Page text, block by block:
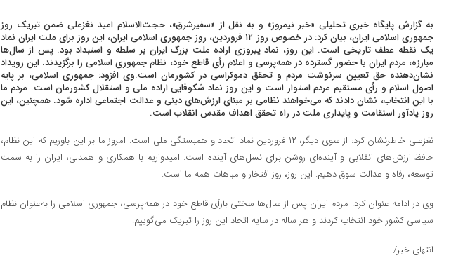
به گزارش پایگاه خبری تحلیلی «خبر نیمروز» و به نقل از «سفیرشرق»، حجت‌الاسلام امید نغزعلی ضمن تبریک روز
جمهوری اسلامی ایران، بیان کرد: در خصوص روز ۱۲ فروردین، روز جمهوری اسلامی ایران، این روز برای ملت ایران نماد
یک نقطه عطف تاریخی است. این روز، نماد پیروزی اراده ملت بزرگ ایران بر سلطه و استبداد بود. پس از سال‌ها
مبارزه، مردم ایران با حضور گسترده در همه‌پرسی و اعلام رأی قاطع خود، نظام جمهوری اسلامی را برگزیدند. این رویداد
نشان‌دهنده حق تعیین سرنوشت مردم و تحقق دموکراسی در کشورمان است.وی افزود: جمهوری اسلامی، بر پایه
اصول اسلام و رأی مستقیم مردم استوار است و این روز نماد شکوفایی اراده ملی و استقلال کشورمان است. مردم ما
با این انتخاب، نشان دادند که می‌خواهند نظامی بر مبنای ارزش‌های دینی و عدالت اجتماعی اداره شود. همچنین، این
روز یادآور استقامت و پایداری ملت در راه تحقق اهداف مقدس انقلاب است.
نغزعلی خاطرنشان کرد: از سوی دیگر، ۱۲ فروردین نماد اتحاد و همبستگی ملی است. امروز ما بر این باوریم که این نظام،
حافظ ارزش‌های انقلابی و آینده‌ای روشن برای نسل‌های آینده است. امیدواریم با همکاری و همدلی، ایران را به سمت
توسعه، رفاه و عدالت سوق دهیم. این روز، روز افتخار و مباهات همه ما است.
وی در ادامه عنوان کرد: مردم ایران پس از سال‌ها سختی بارأی قاطع خود در همه‌پرسی، جمهوری اسلامی را به‌عنوان نظام
سیاسی کشور خود انتخاب کردند و هر ساله در سایه اتحاد این روز را تبریک می‌گوییم.
انتهای خبر/